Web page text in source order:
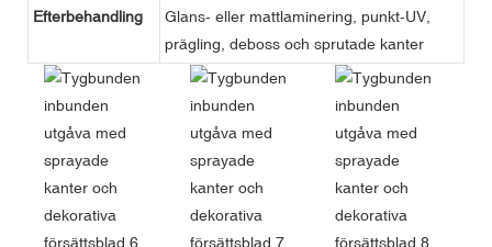
Efterbehandling
Glans- eller mattlaminering, punkt-UV,
prägling, deboss och sprutade kanter